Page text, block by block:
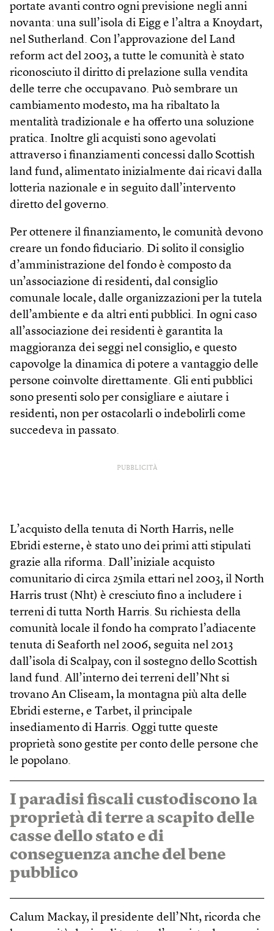
portate avanti contro ogni previsione negli anni
novanta: una sull’isola di Eigg e l’altra a Knoydart,
nel Sutherland. Con l’approvazione del Land
reform act del 2003, a tutte le comunità è stato
riconosciuto il diritto di prelazione sulla vendita
delle terre che occupavano. Può sembrare un
cambiamento modesto, ma ha ribaltato la
mentalità tradizionale e ha offerto una soluzione
pratica. Inoltre gli acquisti sono agevolati
attraverso i finanziamenti concessi dallo Scottish
land fund, alimentato inizialmente dai ricavi dalla
lotteria nazionale e in seguito dall’intervento
diretto del governo.
Per ottenere il finanziamento, le comunità devono
creare un fondo fiduciario. Di solito il consiglio
d’amministrazione del fondo è composto da
un’associazione di residenti, dal consiglio
comunale locale, dalle organizzazioni per la tutela
dell’ambiente e da altri enti pubblici. In ogni caso
all’associazione dei residenti è garantita la
maggioranza dei seggi nel consiglio, e questo
capovolge la dinamica di potere a vantaggio delle
persone coinvolte direttamente. Gli enti pubblici
sono presenti solo per consigliare e aiutare i
residenti, non per ostacolarli o indebolirli come
succedeva in passato.
PUBBLICITÀ
L’acquisto della tenuta di North Harris, nelle
Ebridi esterne, è stato uno dei primi atti stipulati
grazie alla riforma. Dall’iniziale acquisto
comunitario di circa 25mila ettari nel 2003, il North
Harris trust (Nht) è cresciuto fino a includere i
terreni di tutta North Harris. Su richiesta della
comunità locale il fondo ha comprato l’adiacente
tenuta di Seaforth nel 2006, seguita nel 2013
dall’isola di Scalpay, con il sostegno dello Scottish
land fund. All’interno dei terreni dell’Nht si
trovano An Cliseam, la montagna più alta delle
Ebridi esterne, e Tarbet, il principale
insediamento di Harris. Oggi tutte queste
proprietà sono gestite per conto delle persone che
le popolano.
I paradisi fiscali custodiscono la
proprietà di terre a scapito delle
casse dello stato e di
conseguenza anche del bene
pubblico
Calum Mackay, il presidente dell’Nht, ricorda che